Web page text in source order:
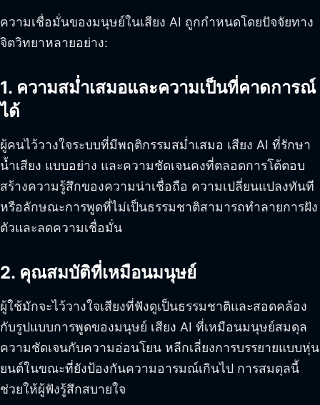
ความเชื่อมั่นของมนุษย์ในเสียง AI ถูกกำหนดโดยปัจจัยทาง
จิตวิทยาหลายอย่าง:
1. ความสม่ำเสมอและความเป็นที่คาดการณ์
ได้
ผู้คนไว้วางใจระบบที่มีพฤติกรรมสม่ำเสมอ เสียง AI ที่รักษา
น้ำเสียง แบบอย่าง และความชัดเจนคงที่ตลอดการโต้ตอบ
สร้างความรู้สึกของความน่าเชื่อถือ ความเปลี่ยนแปลงทันที
หรือลักษณะการพูดที่ไม่เป็นธรรมชาติสามารถทำลายการฝัง
ตัวและลดความเชื่อมั่น
2. คุณสมบัติที่เหมือนมนุษย์
ผู้ใช้มักจะไว้วางใจเสียงที่ฟังดูเป็นธรรมชาติและสอดคล้อง
กับรูปแบบการพูดของมนุษย์ เสียง AI ที่เหมือนมนุษย์สมดุล
ความชัดเจนกับความอ่อนโยน หลีกเลี่ยงการบรรยายแบบหุ่น
ยนต์ในขณะที่ยังป้องกันความอารมณ์เกินไป การสมดุลนี้
ช่วยให้ผู้ฟังรู้สึกสบายใจ